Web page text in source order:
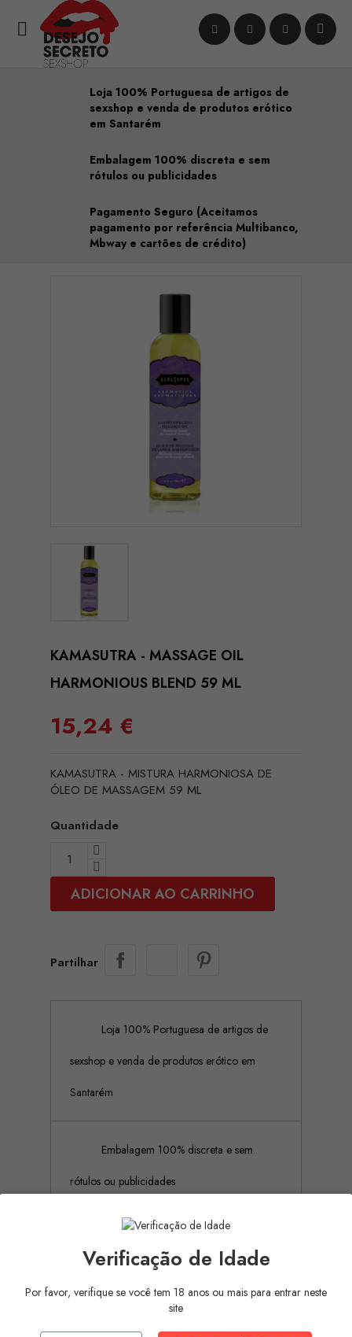

Loja 100% Portuguesa de artigos de
sexshop e venda de produtos erótico
em Santarém
Embalagem 100% discreta e sem
rótulos ou publicidades
Pagamento Seguro (Aceitamos
pagamento por referência Multibanco,
Mbway e cartões de crédito)
KAMASUTRA - MASSAGE OIL
HARMONIOUS BLEND 59 ML
15,24 €
KAMASUTRA - MISTURA HARMONIOSA DE
ÓLEO DE MASSAGEM 59 ML
Quantidade
ADICIONAR AO CARRINHO
Partilhar
Loja 100% Portuguesa de artigos de
sexshop e venda de produtos erótico em
Santarém
Embalagem 100% discreta e sem
rótulos ou publicidades
pagamento por referência Multibanco, Mbway
e cartões de crédito)
Verificação de Idade
Por favor, verifique se você tem 18 anos ou mais para entrar neste
site